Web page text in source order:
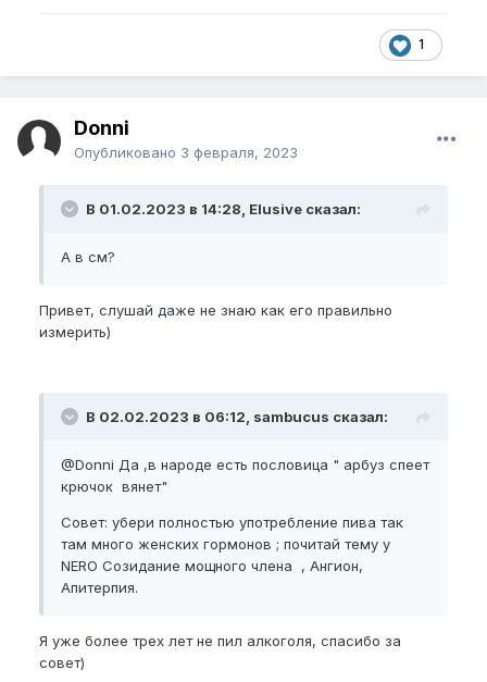
1
Donni
Опубликовано 3 февраля, 2023
В 01.02.2023 в 14:28, Elusive сказал:
А в см?
Привет, слушай даже не знаю как его правильно
измерить)
В 02.02.2023 в 06:12, sambucus сказал:
@Donni Да ,в народе есть пословица " арбуз спеет
крючок вянет"
Совет: убери полностью употребление пива так
там много женских гормонов ; почитай тему у
NERO Созидание мощного члена , Ангион,
Апитерпия.
Я уже более трех лет не пил алкоголя, спасибо за
совет)